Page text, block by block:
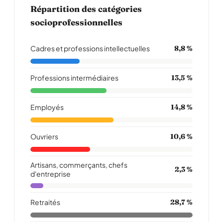
Répartition des catégories
socioprofessionnelles
Cadres et professions intellectuelles 8,8 %
Professions intermédiaires 13,5 %
Employés 14,8 %
Ouvriers 10,6 %
Artisans, commerçants, chefs
d'entreprise
2,3 %
Retraités 28,7 %